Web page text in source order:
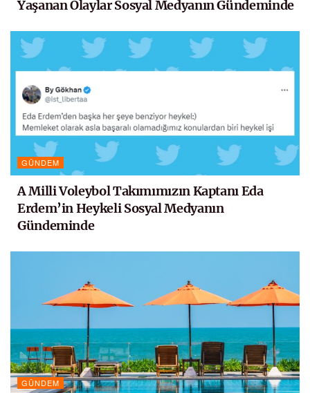
Yaşanan Olaylar Sosyal Medyanın Gündeminde
GÜNDEM
A Milli Voleybol Takımımızın Kaptanı Eda
Erdem’in Heykeli Sosyal Medyanın
Gündeminde
GÜNDEM